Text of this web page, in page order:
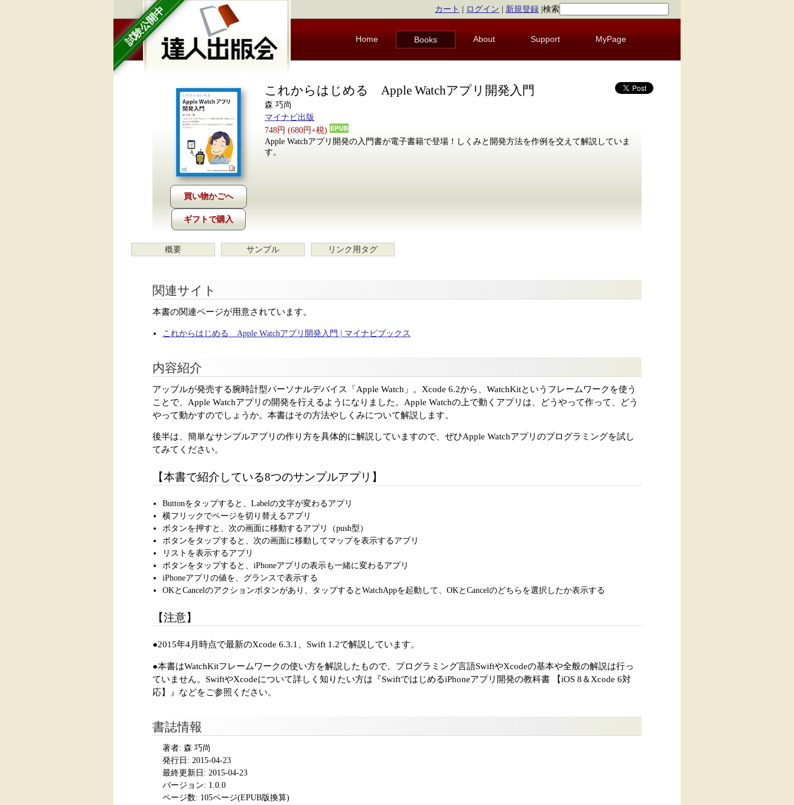
試験公開中 カート ログイン 新規登録 検索
Home Books About Support MyPage
ギフトで購入
これからはじめる Apple Watchアプリ開発入門
森 巧尚
マイナビ出版
748円 (680円+税)
Apple Watchアプリ開発の入門書が電子書籍で登場！しくみと開発方法を作例を交えて解説していま
す。
概要 サンプル リンク用タグ
関連サイト
本書の関連ページが用意されています。
これからはじめる Apple Watchアプリ開発入門 | マイナビブックス
内容紹介
アップルが発売する腕時計型パーソナルデバイス「Apple Watch」。Xcode 6.2から、WatchKitというフレームワークを使う
ことで、Apple Watchアプリの開発を行えるようになりました。Apple Watchの上で動くアプリは、どうやって作って、どう
やって動かすのでしょうか。本書はその方法やしくみについて解説します。
後半は、簡単なサンプルアプリの作り方を具体的に解説していますので、ぜひApple Watchアプリのプログラミングを試し
てみてください。
【本書で紹介している8つのサンプルアプリ】
Buttonをタップすると、Labelの文字が変わるアプリ
横フリックでページを切り替えるアプリ
ボタンを押すと、次の画面に移動するアプリ（push型）
ボタンをタップすると、次の画面に移動してマップを表示するアプリ
リストを表示するアプリ
ボタンをタップすると、iPhoneアプリの表示も一緒に変わるアプリ
iPhoneアプリの値を、グランスで表示する
OKとCancelのアクションボタンがあり、タップするとWatchAppを起動して、OKとCancelのどちらを選択したか表示する
【注意】
●2015年4月時点で最新のXcode 6.3.1、Swift 1.2で解説しています。
●本書はWatchKitフレームワークの使い方を解説したもので、プログラミング言語SwiftやXcodeの基本や全般の解説は行っ
ていません。SwiftやXcodeについて詳しく知りたい方は『SwiftではじめるiPhoneアプリ開発の教科書 【iOS 8＆Xcode 6対
応】』などをご参照ください。
書誌情報
著者: 森 巧尚
発行日: 2015-04-23
最終更新日: 2015-04-23
バージョン: 1.0.0
ページ数: 105ページ(EPUB版換算)